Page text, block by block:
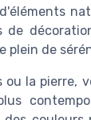
de
plein de
la pierre,